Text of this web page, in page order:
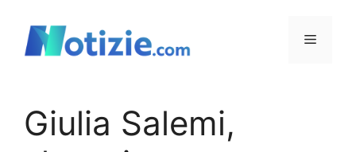
contenuto
Menu
Giulia Salemi,